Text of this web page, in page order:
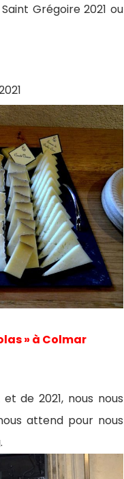
Grégoire 2021 ou
» à Colmar
de 2021, nous nous
attend pour nous